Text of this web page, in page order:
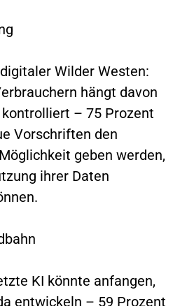
Wilder Westen:
hängt davon
– 75 Prozent
Vorschriften den
geben werden,
ihrer Daten
KI könnte anfangen,
entwickeln – 59 Prozent